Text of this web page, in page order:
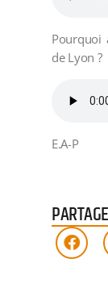
Pourquoi
de Lyon ?
E.A-P